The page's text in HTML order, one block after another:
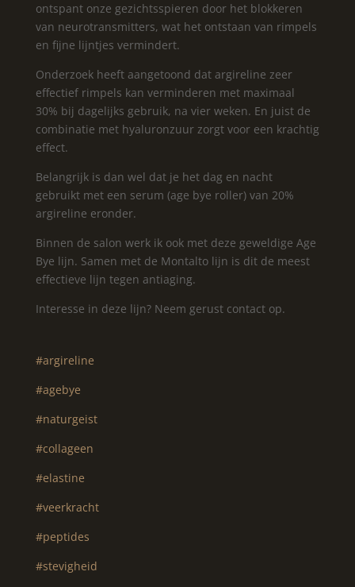
ontspant onze gezichtsspieren door het blokkeren
van neurotransmitters, wat het ontstaan van rimpels
en fijne lijntjes vermindert.
Onderzoek heeft aangetoond dat argireline zeer
effectief rimpels kan verminderen met maximaal
30% bij dagelijks gebruik, na vier weken. En juist de
combinatie met hyaluronzuur zorgt voor een krachtig
effect.
Belangrijk is dan wel dat je het dag en nacht
gebruikt met een serum (age bye roller) van 20%
argireline eronder.
Binnen de salon werk ik ook met deze geweldige Age
Bye lijn. Samen met de Montalto lijn is dit de meest
effectieve lijn tegen antiaging.
Interesse in deze lijn? Neem gerust contact op.
#argireline
#agebye
#naturgeist
#collageen
#elastine
#veerkracht
#peptides
#stevigheid